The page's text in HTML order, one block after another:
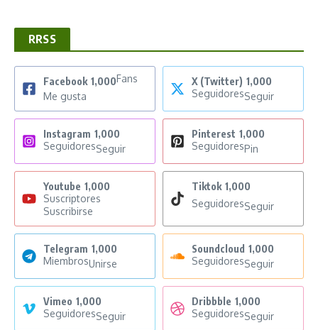
RRSS
Facebook 1,000Fans
Me gusta
X (Twitter) 1,000
SeguidoresSeguir
Instagram 1,000
SeguidoresSeguir
Pinterest 1,000
SeguidoresPin
Youtube 1,000
Suscriptores
Suscribirse
Tiktok 1,000
SeguidoresSeguir
Telegram 1,000
MiembrosUnirse
Soundcloud 1,000
SeguidoresSeguir
Vimeo 1,000
SeguidoresSeguir
Dribbble 1,000
SeguidoresSeguir